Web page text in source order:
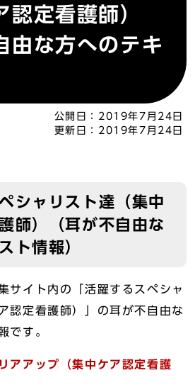
認定看護師）
由な方へのテキ
公開日： 2019年7月24日
更新日： 2019年7月24日
シャリスト達（集中
師）（耳が不自由な
ト情報）
サイト内の「活躍するスペシャ
認定看護師）」の耳が不自由な
です。
アアップ（集中ケア認定看護